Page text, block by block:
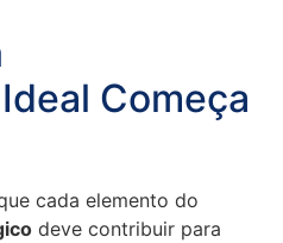
Ideal Começa
cada elemento do
deve contribuir para